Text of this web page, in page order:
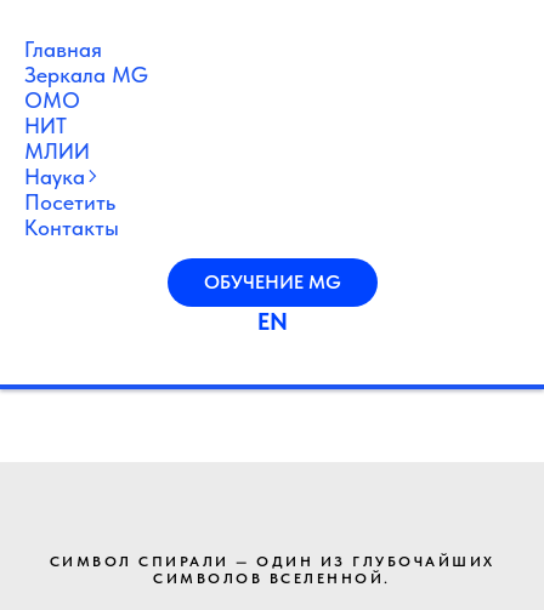
Главная
Зеркала MG
ОМО
НИТ
МЛИИ
Наука
Посетить
Контакты
ОБУЧЕНИЕ MG
EN
СИМВОЛ СПИРАЛИ — ОДИН ИЗ ГЛУБОЧАЙШИХ
СИМВОЛОВ ВСЕЛЕННОЙ.